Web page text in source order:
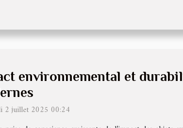
environnemental et
2 juillet 2025 00:24